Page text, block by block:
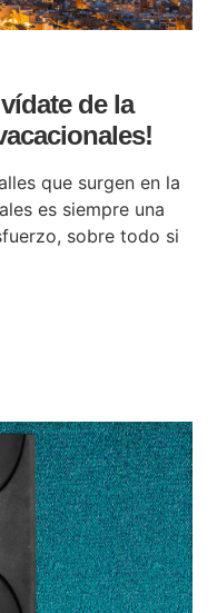
de la
que surgen en la
es siempre una
sobre todo si